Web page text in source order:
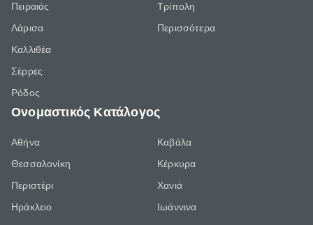
Πειραιάς
Λάρισα
Καλλιθέα
Σέρρες
Ρόδος
Τρίπολη
Περισσότερα
Ονομαστικός Κατάλογος
Αθήνα
Θεσσαλονίκη
Περιστέρι
Ηράκλειο
Καβάλα
Κέρκυρα
Χανιά
Ιωάννινα